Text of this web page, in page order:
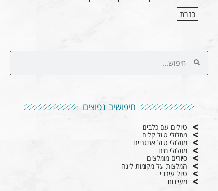
כנרת
חיפושים נפוצים
טיולים עם כלבים
מסלולי טיול קלים
מסלולי טיול אתגריים
מסלולי מים
סיורים מומלצים
המלצות על מקומות לינה
טיול עירוני
מעיינות